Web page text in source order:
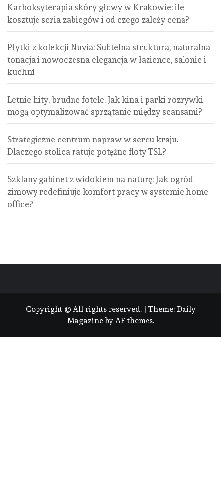
Karboksyterapia skóry głowy w Krakowie: ile
kosztuje seria zabiegów i od czego zależy cena?
Płytki z kolekcji Nuvia: Subtelna struktura, naturalna
tonacja i nowoczesna elegancja w łazience, salonie i
kuchni
Letnie hity, brudne fotele. Jak kina i parki rozrywki
mogą optymalizować sprzątanie między seansami?
Strategiczne centrum napraw w sercu kraju.
Dlaczego stolica ratuje potężne floty TSL?
Szklany gabinet z widokiem na naturę: Jak ogród
zimowy redefiniuje komfort pracy w systemie home
office?
Copyright © All rights reserved. Theme: Daily
Magazineby AF themes.